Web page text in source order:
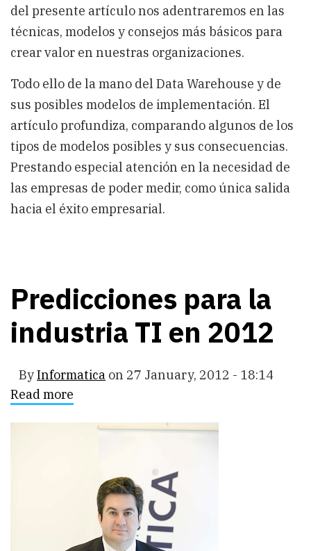
del presente artículo nos adentraremos en las
técnicas, modelos y consejos más básicos para
crear valor en nuestras organizaciones.
Todo ello de la mano del Data Warehouse y de
sus posibles modelos de implementación. El
artículo profundiza, comparando algunos de los
tipos de modelos posibles y sus consecuencias.
Prestando especial atención en la necesidad de
las empresas de poder medir, como única salida
hacia el éxito empresarial.
Predicciones para la
industria TI en 2012
ByInformatica on 27 January, 2012 - 18:14
Read more
para
2012